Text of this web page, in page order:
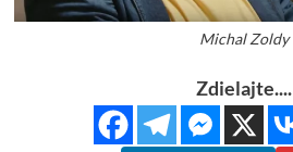
Michal Zoldy
Zdielajte....